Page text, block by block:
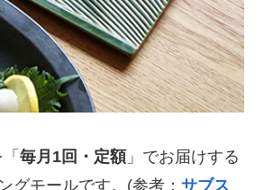
毎月1回・定額」でお届けする
グモールです。(参考： サブス